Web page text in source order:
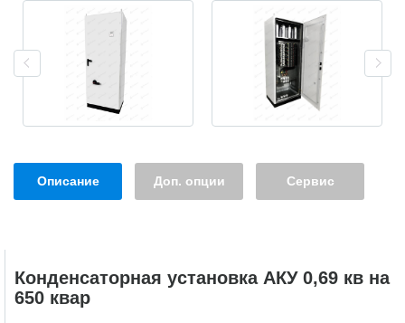
Описание Доп. опции Сервис
Конденсаторная установка АКУ 0,69 кв на
650 квар